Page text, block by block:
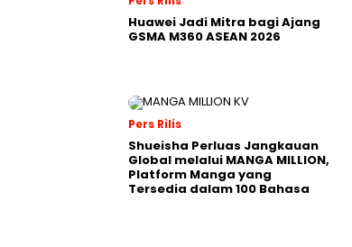
Huawei Jadi Mitra bagi Ajang
GSMA M360 ASEAN 2026
Pers Rilis
Shueisha Perluas Jangkauan
Global melalui MANGA MILLION,
Platform Manga yang
Tersedia dalam 100 Bahasa